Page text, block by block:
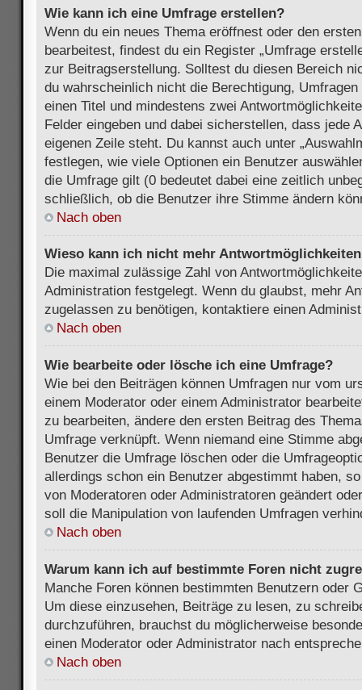
Wie kann ich eine Umfrage erstellen?
Wenn du ein neues Thema eröffnest oder den
bearbeitest, findest du ein Register „Umfrage
zur Beitragserstellung. Solltest du diesen Bereich
du wahrscheinlich nicht die Berechtigung,
einen Titel und mindestens zwei
Felder eingeben und dabei sicherstellen, dass jede
eigenen Zeile steht. Du kannst auch unter
festlegen, wie viele Optionen ein Benutzer
die Umfrage gilt (0 bedeutet dabei eine zeitlich
schließlich, ob die Benutzer ihre Stimme ändern
Nach oben
Wieso kann ich nicht mehr
Die maximal zulässige Zahl von
Administration festgelegt. Wenn du glaubst, mehr
zugelassen zu benötigen, kontaktiere einen
Nach oben
Wie bearbeite oder lösche ich eine Umfrage?
Wie bei den Beiträgen können Umfragen nur vom
einem Moderator oder einem Administrator
zu bearbeiten, ändere den ersten Beitrag des
Umfrage verknüpft. Wenn niemand eine Stimme
Benutzer die Umfrage löschen oder die
allerdings schon ein Benutzer abgestimmt haben,
von Moderatoren oder Administratoren geändert
soll die Manipulation von laufenden Umfragen
Nach oben
Warum kann ich auf bestimmte Foren nicht
Manche Foren können bestimmten Benutzern oder
Um diese einzusehen, Beiträge zu lesen, zu
durchzuführen, brauchst du möglicherweise
einen Moderator oder Administrator nach
Nach oben